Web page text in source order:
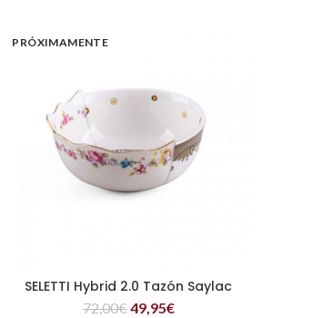
PRÓXIMAMENTE
LEER MÁS
SELETTI Hybrid 2.0 Tazón Saylac
72,00€49,95€